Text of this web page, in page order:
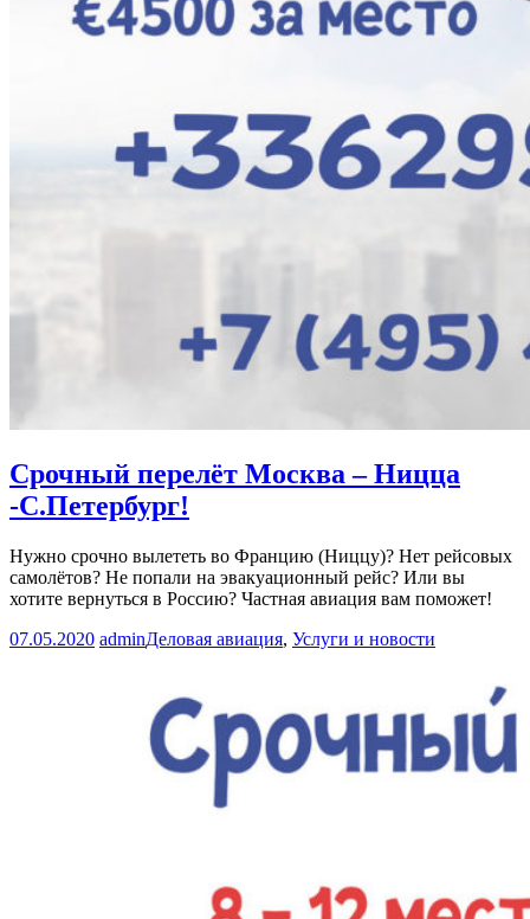
Срочный перелёт Москва – Ницца
-С.Петербург!
Нужно срочно вылететь во Францию (Ниццу)? Нет рейсовых
самолётов? Не попали на эвакуационный рейс? Или вы
хотите вернуться в Россию? Частная авиация вам поможет!
07.05.2020 adminДеловая авиация, Услуги и новости